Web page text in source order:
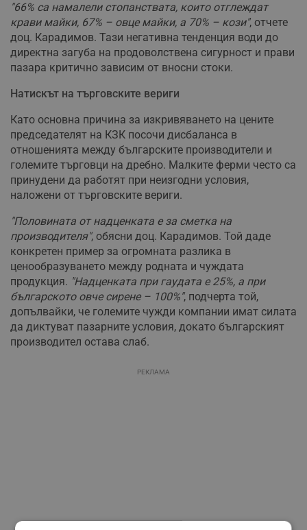
"66% са намалели стопанствата, които отглеждат
крави майки, 67% – овце майки, а 70% – кози", отчете
доц. Карадимов. Тази негативна тенденция води до
директна загуба на продоволствена сигурност и прави
пазара критично зависим от вносни стоки.
Натискът на търговските вериги
Като основна причина за изкривяването на цените
председателят на КЗК посочи дисбаланса в
отношенията между българските производители и
големите търговци на дребно. Малките ферми често са
принудени да работят при неизгодни условия,
наложени от търговските вериги.
"Половината от надценката е за сметка на
производителя", обясни доц. Карадимов. Той даде
конкретен пример за огромната разлика в
ценообразуването между родната и чуждата
продукция. "Надценката при гаудата е 25%, а при
българското овче сирене – 100%", подчерта той,
допълвайки, че големите чужди компании имат силата
да диктуват пазарните условия, докато българският
производител остава слаб.
РЕКЛАМА